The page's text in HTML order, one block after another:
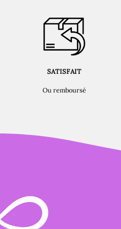
SATISFAIT
Ou remboursé